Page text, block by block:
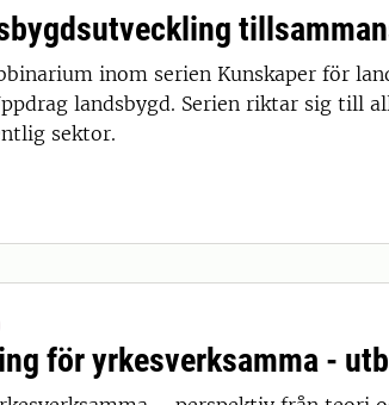
inom serien Kunskaper för
landsbygd. Serien riktar sig till
sektor.
för yrkesverksamma -